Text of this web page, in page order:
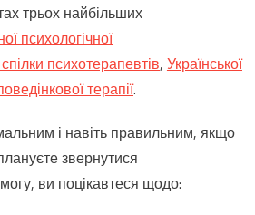
трьох найбільших
психологічної
психотерапевтів, Української
терапії.
і навіть правильним, якщо
звернутися
ви поцікавтеся щодо: